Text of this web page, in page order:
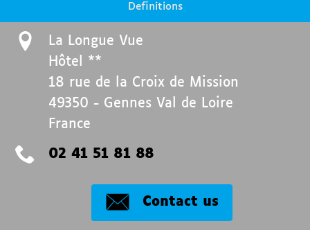
Definitions
La Longue Vue
Hôtel **
18 rue de la Croix de Mission
49350 - Gennes Val de Loire
France
02 41 51 81 88
Contact us